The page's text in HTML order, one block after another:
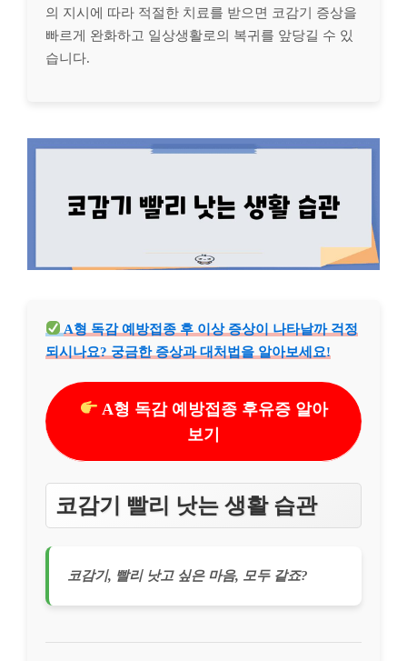
의 지시에 따라 적절한 치료를 받으면 코감기 증상을
빠르게 완화하고 일상생활로의 복귀를 앞당길 수 있
습니다.
A형 독감 예방접종 후 이상 증상이 나타날까 걱정
되시나요? 궁금한 증상과 대처법을 알아보세요!
A형 독감 예방접종 후유증 알아
보기
코감기 빨리 낫는 생활 습관
코감기, 빨리 낫고 싶은 마음, 모두 같죠?